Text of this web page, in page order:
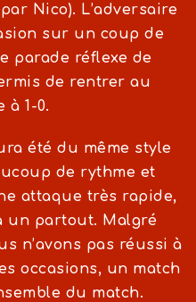
Nico). L’adversaire
sur un coup de
parade réflexe de
de rentrer au
à 1-0.
été du même style
de rythme et
attaque très rapide,
un partout. Malgré
n’avons pas réussi à
occasions, un match
du match.